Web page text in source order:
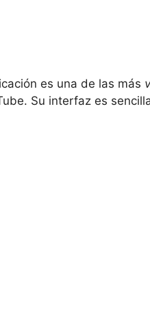
es una de las más
Su interfaz es